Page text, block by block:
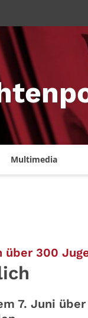
Multimedia
über 300
7. Juni